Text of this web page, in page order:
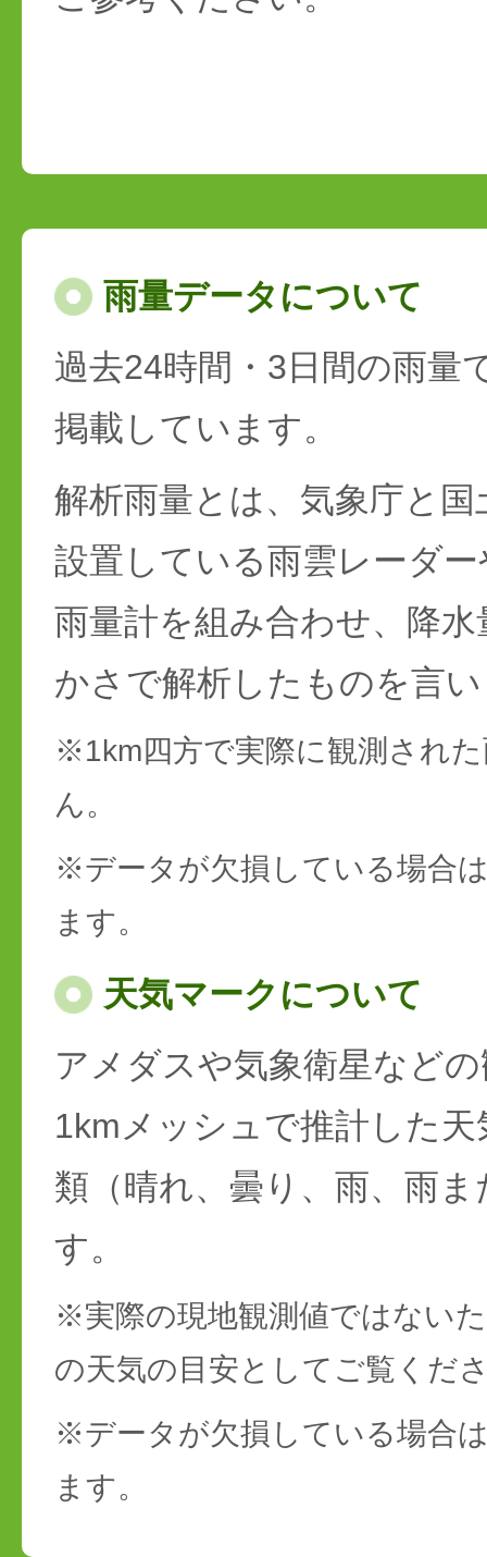
雨量データについて
過去24時間・3日間の雨量
掲載しています。
解析雨量とは、気象庁と
設置している雨雲レーダ
雨量計を組み合わせ、降
かさで解析したものを言
※1km四方で実際に観測され
ん。
※データが欠損している場合
ます。
天気マークについて
アメダスや気象衛星など
1kmメッシュで推計した
類（晴れ、曇り、雨、雨
す。
※実際の現地観測値ではない
の天気の目安としてご覧くだ
※データが欠損している場合
ます。